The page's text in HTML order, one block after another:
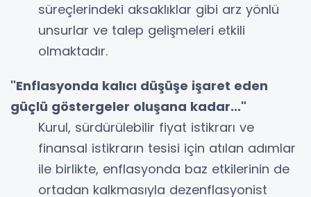
süreçlerindeki aksaklıklar gibi arz yönlü
unsurlar ve talep gelişmeleri etkili
olmaktadır.
"Enflasyonda kalıcı düşüşe işaret eden
güçlü göstergeler oluşana kadar..."
Kurul, sürdürülebilir fiyat istikrarı ve
finansal istikrarın tesisi için atılan adımlar
ile birlikte, enflasyonda baz etkilerinin de
ortadan kalkmasıyla dezenflasyonist